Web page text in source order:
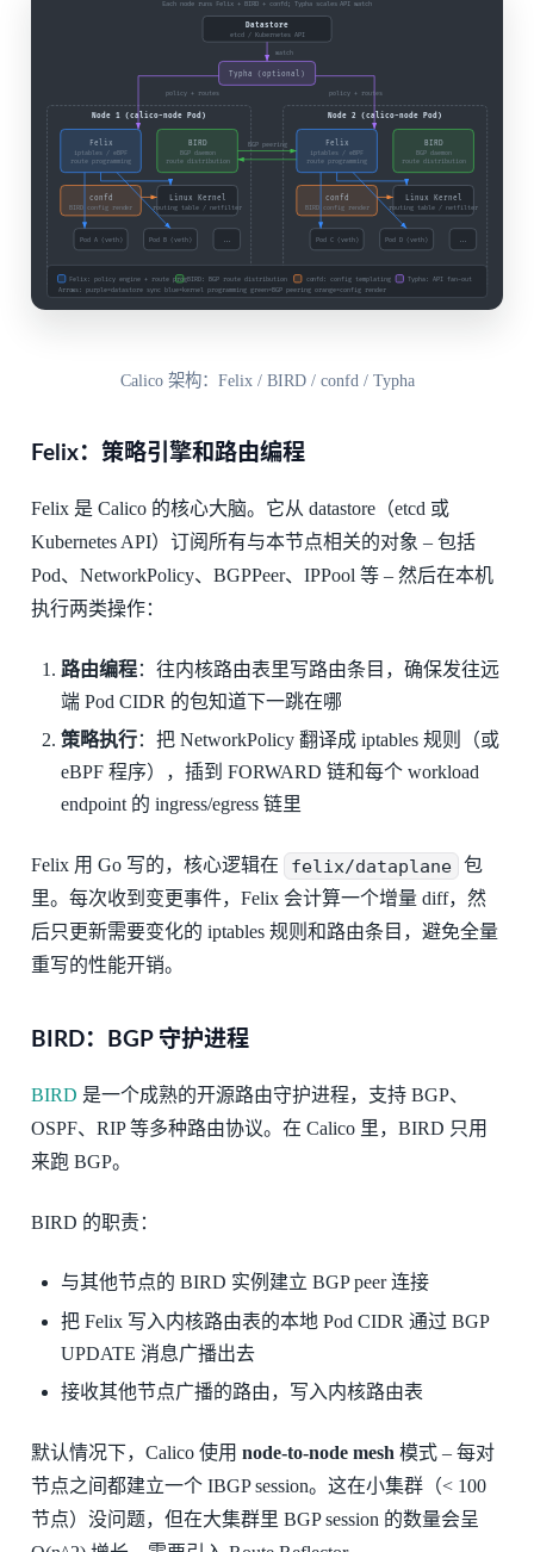
Calico 架构：Felix / BIRD / confd / Typha
Felix：策略引擎和路由编程
Felix 是 Calico 的核心大脑。它从 datastore（etcd 或
Kubernetes API）订阅所有与本节点相关的对象 – 包括
Pod、NetworkPolicy、BGPPeer、IPPool 等 – 然后在本机
执行两类操作：
路由编程：往内核路由表里写路由条目，确保发往远
端 Pod CIDR 的包知道下一跳在哪
策略执行：把 NetworkPolicy 翻译成 iptables 规则（或
eBPF 程序），插到 FORWARD 链和每个 workload
endpoint 的 ingress/egress 链里
Felix 用 Go 写的，核心逻辑在 felix/dataplane 包
里。每次收到变更事件，Felix 会计算一个增量 diff，然
后只更新需要变化的 iptables 规则和路由条目，避免全量
重写的性能开销。
BIRD：BGP 守护进程
BIRD 是一个成熟的开源路由守护进程，支持 BGP、
OSPF、RIP 等多种路由协议。在 Calico 里，BIRD 只用
来跑 BGP。
BIRD 的职责：
与其他节点的 BIRD 实例建立 BGP peer 连接
把 Felix 写入内核路由表的本地 Pod CIDR 通过 BGP
UPDATE 消息广播出去
接收其他节点广播的路由，写入内核路由表
默认情况下，Calico 使用 node-to-node mesh 模式 – 每对
节点之间都建立一个 IBGP session。这在小集群（< 100
节点）没问题，但在大集群里 BGP session 的数量会呈